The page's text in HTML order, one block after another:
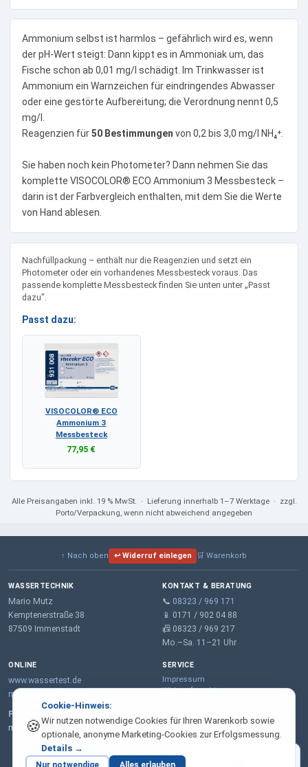
🍪
Cookie-Hinweis:
Wir nutzen notwendige Cookies für Ihren Warenkorb sowie
optionale, anonyme Marketing-Cookies zur Erfolgsmessung.
Details →
Nur notwendige Alles erlauben
Ammonium selbst ist harmlos – gefährlich wird es, wenn
der pH-Wert steigt: Dann kippt es in Ammoniak um, das
Fische schon ab 0,01 mg/l schädigt. Im Trinkwasser ist
Ammonium ein Warnzeichen für eindringendes Abwasser
oder eine gestörte Aufbereitung; die Verordnung nennt 0,5
mg/l.
Reagenzien für50 Bestimmungen von 0,2 bis 3,0 mg/l NH₄⁺.
Sie haben noch kein Photometer? Dann nehmen Sie das
komplette VISOCOLOR® ECO Ammonium 3 Messbesteck –
darin ist der Farbvergleich enthalten, mit dem Sie die Werte
von Hand ablesen.
Nachfüllpackung – enthält nur die Reagenzien und setzt ein
Photometer oder ein vorhandenes Messbesteck voraus. Das
passende komplette Messbesteck finden Sie unten unter „Passt
dazu".
Passt dazu:
VISOCOLOR® ECO
Ammonium 3
Messbesteck
77,95 €
Alle Preisangaben inkl. 19 % MwSt.
· Lieferung innerhalb 1–7 Werktage · zzgl.
Porto/Verpackung, wenn nicht abweichend angegeben
↑ Nach oben ↩ Widerruf einlegen 🛒 Warenkorb
WASSERTECHNIK
Mario Mutz
Kemptenerstraße 38
87509 Immenstadt
KONTAKT & BERATUNG
📞 08323 / 969 171
📱 0171 / 902 04 88
📠 08323 / 969 217
Mo.–Sa. 11–21 Uhr
ONLINE
www.wassertest.de
mail@wassertest.de
Partner:
m-wt.de – Wasserenthärtung
SERVICE
Impressum
Widerrufsrecht
AGB
Lieferung & Zahlung
Kontaktformular